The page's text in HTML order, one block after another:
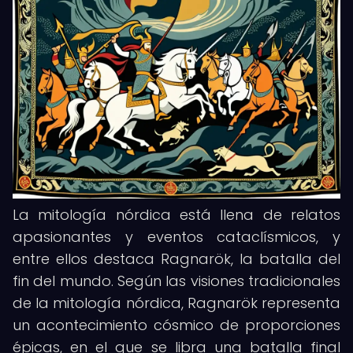
La mitología nórdica está llena de relatos
apasionantes y eventos cataclísmicos, y
entre ellos destaca Ragnarök, la batalla del
fin del mundo. Según las visiones tradicionales
de la mitología nórdica, Ragnarök representa
un acontecimiento cósmico de proporciones
épicas, en el que se libra una batalla final